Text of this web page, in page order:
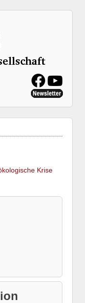
Krise